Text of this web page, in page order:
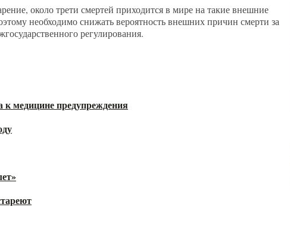
около трети смертей приходится в мире на такие внешние
необходимо снижать вероятность внешних причин смерти за
регулирования.
к медицине предупреждения